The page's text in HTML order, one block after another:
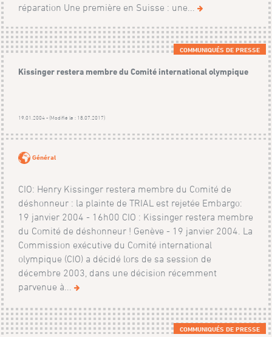
réparation Une première en Suisse : une...
COMMUNIQUÉS DE PRESSE
Kissinger restera membre du Comité international olympique
19.01.2004 - (Modifié le : 18.07.2017)
Général
CIO: Henry Kissinger restera membre du Comité de
déshonneur : la plainte de TRIAL est rejetée Embargo:
19 janvier 2004 - 16h00 CIO : Kissinger restera membre
du Comité de déshonneur ! Genève - 19 janvier 2004. La
Commission exécutive du Comité international
olympique (CIO) a décidé lors de sa session de
décembre 2003, dans une décision récemment
parvenue à...
COMMUNIQUÉS DE PRESSE